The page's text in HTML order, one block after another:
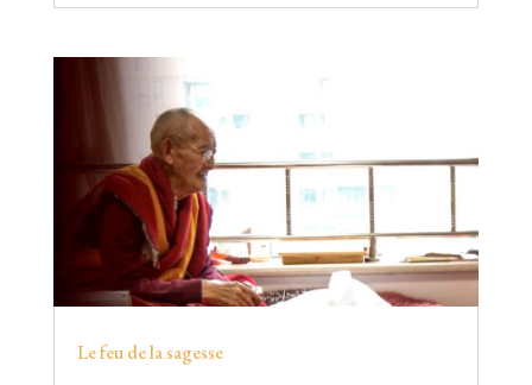
Le feu de la sagesse